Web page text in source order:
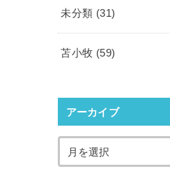
未分類 (31)
苫小牧 (59)
アーカイブ